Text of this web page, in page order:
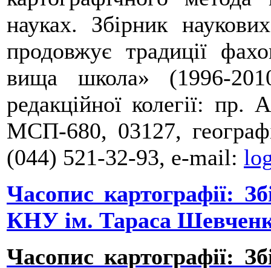
науках. Збірник
продовжує традиції
вища школа» (1996-
редакційної колегії:
МСП-680, 03127,
(044) 521-32-93, e-mail:
Часопис картографії:
КНУ ім. Тараса
Часопис картографії: